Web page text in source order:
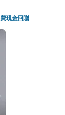
現金回贈